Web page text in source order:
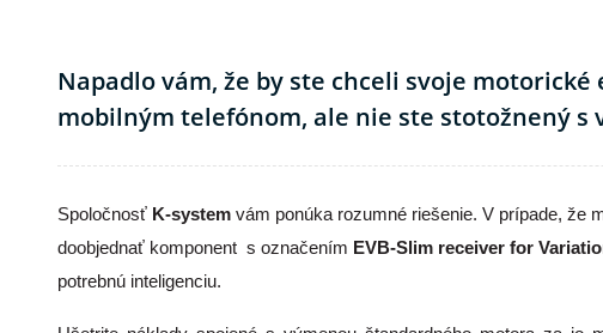
Napadlo vám, že by ste chceli svoje
mobilným telefónom, ale nie ste stotožnený
Spoločnosť K-system vám ponúka rozumné riešenie. V prípade, že
doobjednať komponent s označením EVB-Slim receiver for
potrebnú inteligenciu.